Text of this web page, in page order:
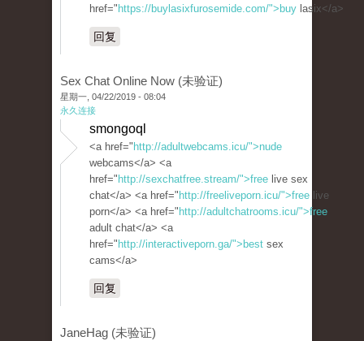
href=" https://buylasixfurosemide.com/">buy lasix</a>
回复
Sex Chat Online Now (未验证)
星期一, 04/22/2019 - 08:04
永久连接
smongoql
<a href=" http://adultwebcams.icu/">nude
webcams</a> <a
href=" http://sexchatfree.stream/">free live sex
chat</a> <a href=" http://freeliveporn.icu/">free live
porn</a> <a href=" http://adultchatrooms.icu/">free
adult chat</a> <a
href=" http://interactiveporn.ga/">best sex
cams</a>
回复
JaneHag (未验证)